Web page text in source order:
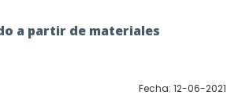
a partir de materiales
Fecha: 12-06-2021